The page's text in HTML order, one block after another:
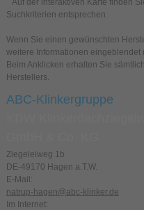
Auf der interaktiven Karte finden
Suchkriterien entsprechen.
Wenn Sie einen gewünschten
weitere Informationen eingeblendet
Beim Anklicken erhalten Sie
Herstellers.
ABC-Klinkergruppe
Ziegeleiweg 1b
DE-49170 Hagen a.T.W.
E-Mail:
natrup-hagen@abc-klinker.de
Im Internet: